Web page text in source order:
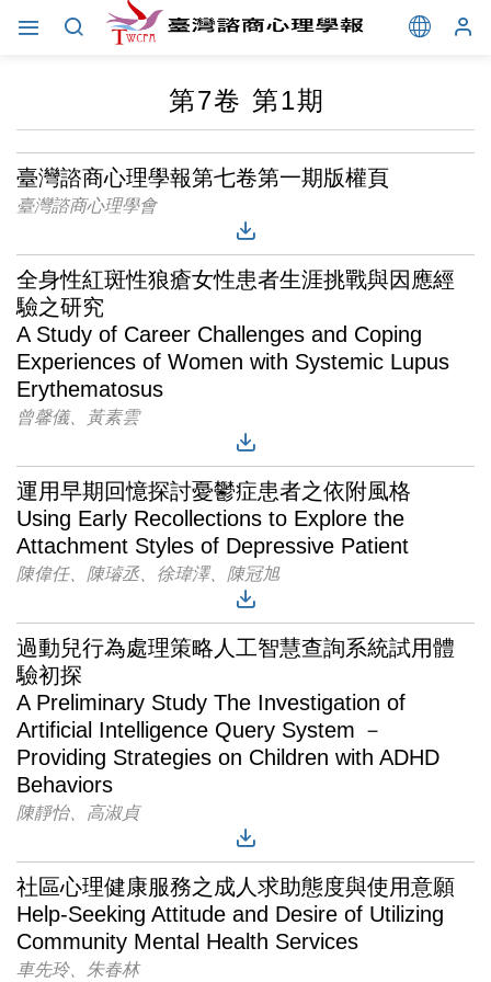
第7卷 第1期
臺灣諮商心理學報第七卷第一期版權頁
臺灣諮商心理學會
全身性紅斑性狼瘡女性患者生涯挑戰與因應經
驗之研究
A Study of Career Challenges and Coping
Experiences of Women with Systemic Lupus
Erythematosus
曾馨儀、黃素雲
運用早期回憶探討憂鬱症患者之依附風格
Using Early Recollections to Explore the
Attachment Styles of Depressive Patient
陳偉任、陳璿丞、徐瑋澤、陳冠旭
過動兒行為處理策略人工智慧查詢系統試用體
驗初探
A Preliminary Study The Investigation of
Artificial Intelligence Query System －
Providing Strategies on Children with ADHD
Behaviors
陳靜怡、高淑貞
社區心理健康服務之成人求助態度與使用意願
Help-Seeking Attitude and Desire of Utilizing
Community Mental Health Services
車先玲、朱春林